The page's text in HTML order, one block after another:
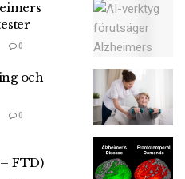
0
och
0
FTD)